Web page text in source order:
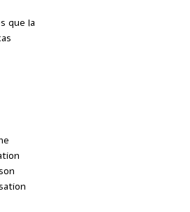
que la